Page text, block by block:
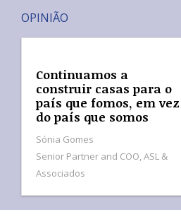
OPINIÃO
Continuamos a
construir casas para o
país que fomos, em vez
do país que somos
Sónia Gomes
Senior Partner and COO, ASL &
Associados